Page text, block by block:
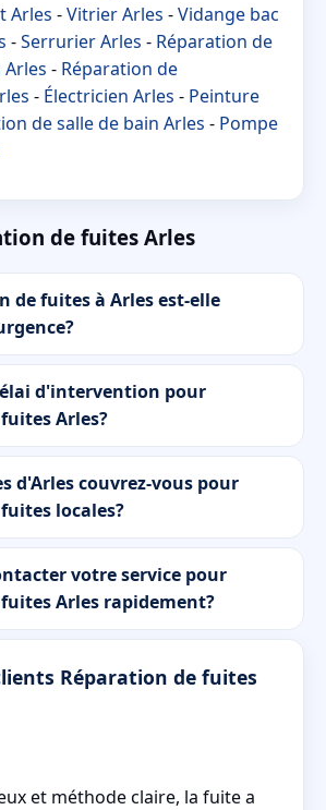
Arles -Vitrier Arles -Vidange bac
-Serrurier Arles - Réparation de
- Réparation de
- Électricien Arles - Peinture
de salle de bain Arles - Pompe
de fuites Arles
de fuites à Arles est-elle
d'intervention pour
Arles?
d'Arles couvrez-vous pour
locales?
votre service pour
Arles rapidement?
Réparation de fuites
et méthode claire, la fuite a